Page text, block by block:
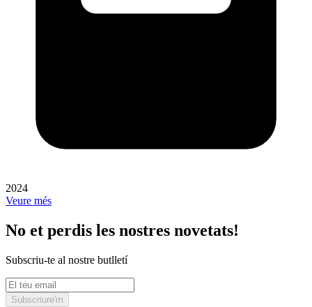
2024
Veure més
No et perdis les nostres novetats!
Subscriu-te al nostre butlletí
Subscriure'm